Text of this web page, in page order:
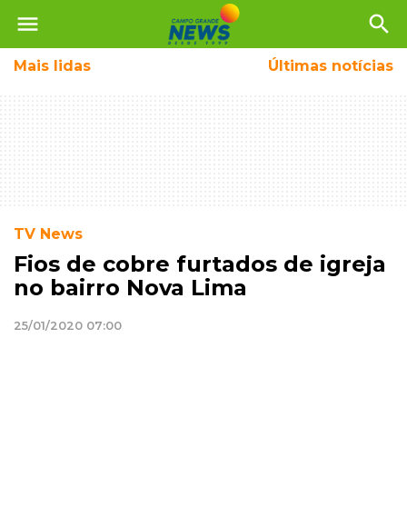
menu search
Mais lidas Últimas notícias
TV News
Fios de cobre furtados de igreja
no bairro Nova Lima
25/01/2020 07:00